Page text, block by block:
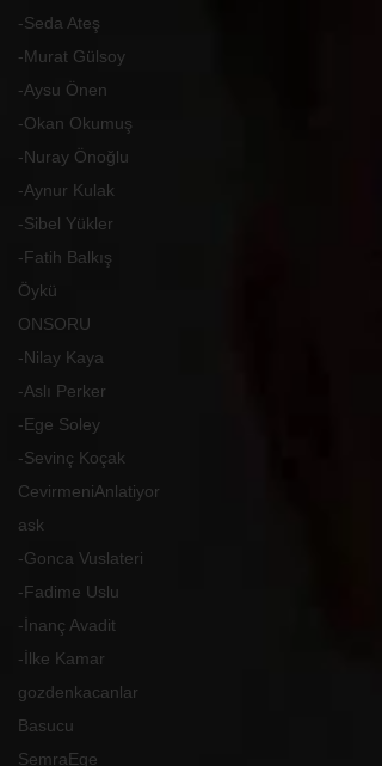
-Seda Ateş
-Murat Gülsoy
-Aysu Önen
-Okan Okumuş
-Nuray Önoğlu
-Aynur Kulak
-Sibel Yükler
-Fatih Balkış
Öykü
ONSORU
-Nilay Kaya
-Aslı Perker
-Ege Soley
-Sevinç Koçak
CevirmeniAnlatiyor
ask
-Gonca Vuslateri
-Fadime Uslu
-İnanç Avadit
-İlke Kamar
gozdenkacanlar
Basucu
SemraEge